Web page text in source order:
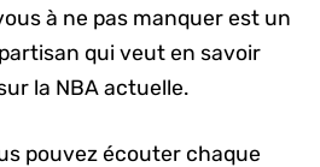
à ne pas manquer est un
qui veut en savoir
la NBA actuelle.
pouvez écouter chaque